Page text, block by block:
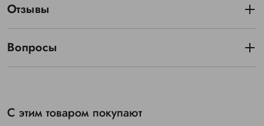
Отзывы
Вопросы
С этим товаром покупают